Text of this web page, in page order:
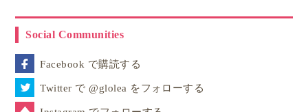
Social Communities
Facebook で購読する
Twitter で @glolea をフォローする